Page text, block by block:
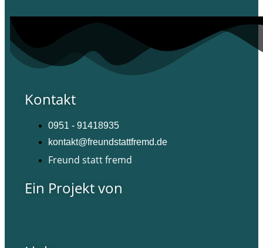
Kontakt
0951 - 91418935
kontakt@freundstattfremd.de
Freund statt fremd
Ein Projekt von